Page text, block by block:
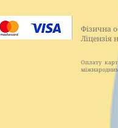
Фізична
Ліцензія
Оплату
міжнародним